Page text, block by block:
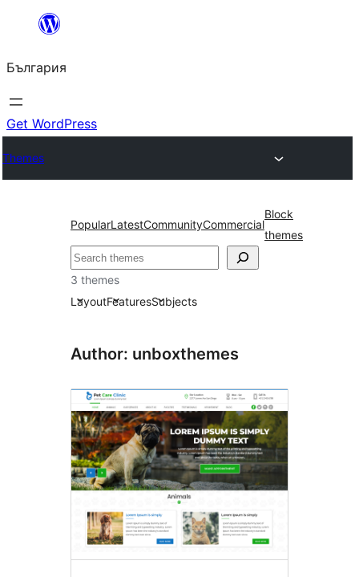
България
Get WordPress
Themes
PopularLatestCommunityCommercial
Block
themes
Търсене
3 themes
LayoutFeaturesSubjects
Author: unboxthemes